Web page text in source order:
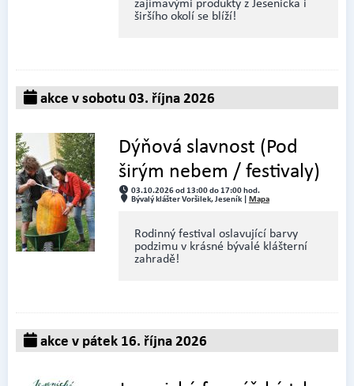
širšího okolí se blíží!
akce v sobotu 03. října 2026
Dýňová slavnost (Pod
širým nebem / festivaly)
03.10.2026 od 13:00 do 17:00 hod.
Bývalý klášter Voršilek, Jeseník | Mapa
Rodinný festival oslavující barvy
podzimu v krásné bývalé klášterní
zahradě!
akce v pátek 16. října 2026